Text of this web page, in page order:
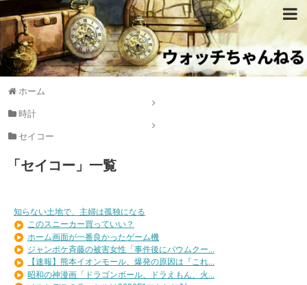
ホーム
時計
セイコー
「 セイコー 」 一覧
知らない土地で、主婦は孤独になる
このスニーカー買っていい？
ホーム画面が一番良かったゲーム機
ジャンポケ斉藤の被害女性「事件後にバウムクー...
【速報】熊本イオンモール、爆発の原因は『これ...
昭和の神漫画「ドラゴンボール、ドラえもん、火...